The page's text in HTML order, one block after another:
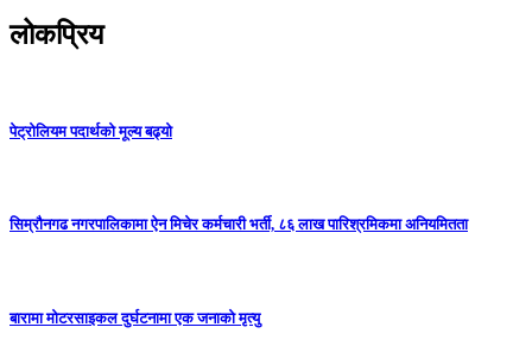
लोकप्रिय
पेट्रोलियम पदार्थको मूल्य बढ्यो
सिम्रौनगढ नगरपालिकामा ऐन मिचेर कर्मचारी भर्ती, ८६ लाख पारिश्रमिकमा अनियमितता
बारामा मोटरसाइकल दुर्घटनामा एक जनाको मृत्यु